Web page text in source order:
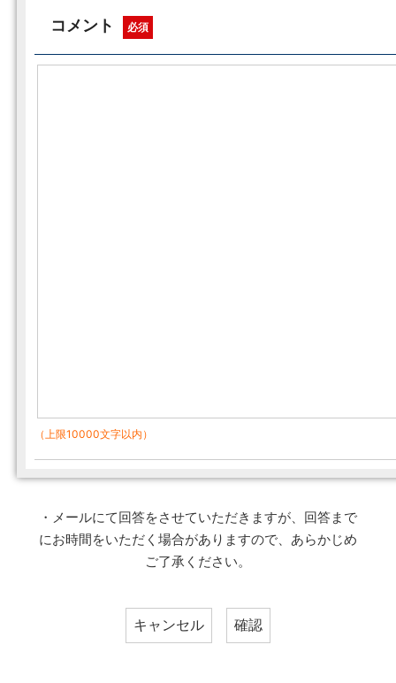
コメント 必須
（上限10000文字以内）
・メールにて回答をさせていただきますが、回答まで
にお時間をいただく場合がありますので、あらかじめ
ご了承ください。